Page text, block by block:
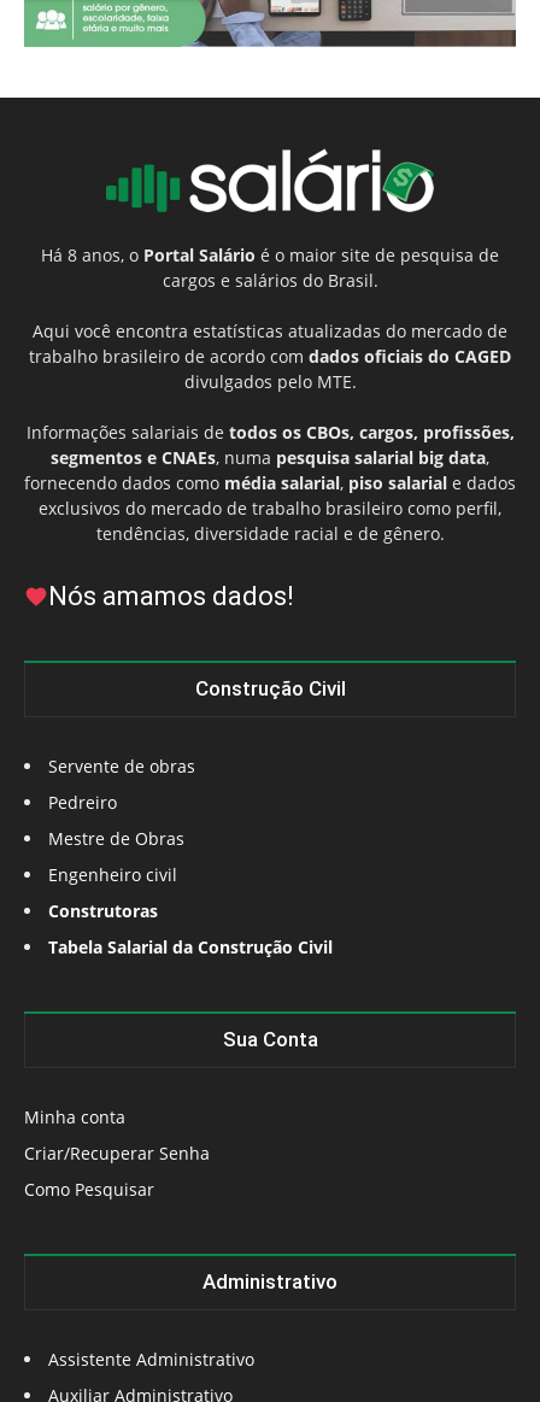
Há 8 anos, o Portal Salário é o maior site de pesquisa de
cargos e salários do Brasil.
Aqui você encontra estatísticas atualizadas do mercado de
trabalho brasileiro de acordo com dados oficiais do CAGED
divulgados pelo MTE.
Informações salariais de todos os CBOs, cargos, profissões,
segmentos e CNAEs, numa pesquisa salarial big data,
fornecendo dados como média salarial, piso salarial e dados
exclusivos do mercado de trabalho brasileiro como perfil,
tendências, diversidade racial e de gênero.
Nós amamos dados!
Construção Civil
Servente de obras
Pedreiro
Mestre de Obras
Engenheiro civil
Construtoras
Tabela Salarial da Construção Civil
Sua Conta
Minha conta
Criar/Recuperar Senha
Como Pesquisar
Administrativo
Assistente Administrativo
Auxiliar Administrativo